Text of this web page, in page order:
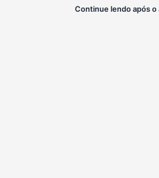
Continue lendo após o